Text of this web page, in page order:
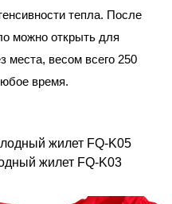
тепла. После
можно открыть для
места, весом всего 250
время.
жилет FQ-K05
жилет FQ-K03